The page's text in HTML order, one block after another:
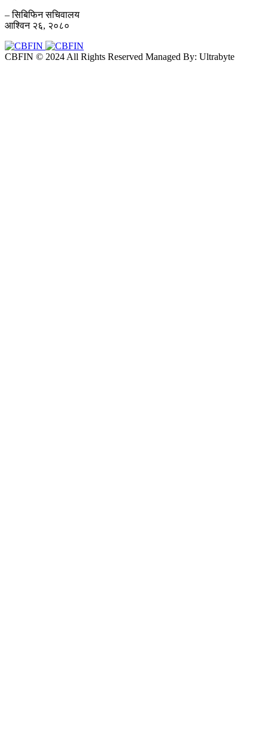
– सिबिफिन सचिवालय
आश्विन २६, २०८०
CBFIN © 2024 All Rights Reserved Managed By: Ultrabyte